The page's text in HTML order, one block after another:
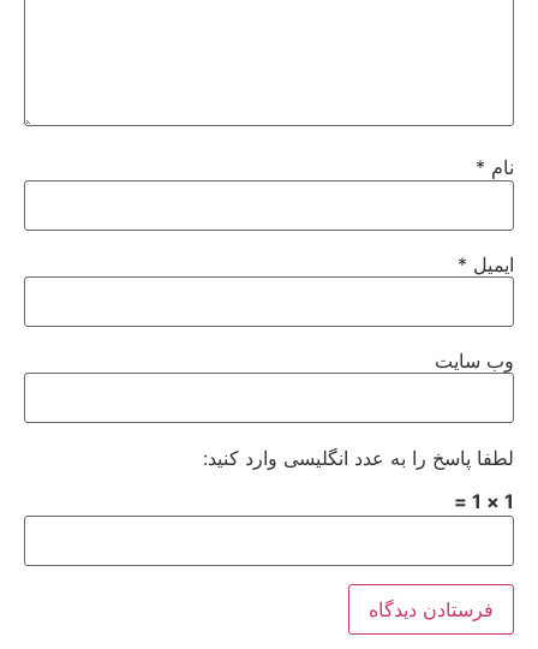
نام *
ایمیل *
وب‌ سایت
لطفا پاسخ را به عدد انگلیسی وارد کنید:
1 × 1 =